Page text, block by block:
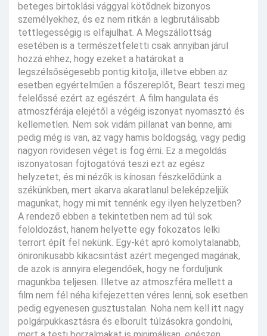
beteges birtoklási vággyal kötődnek bizonyos
személyekhez, és ez nem ritkán a legbrutálisabb
tettlegességig is elfajulhat. A Megszállottság
esetében is a természetfeletti csak annyiban járul
hozzá ehhez, hogy ezeket a határokat a
legszélsőségesebb pontig kitolja, illetve ebben az
esetben egyértelműen a főszereplőt, Beart teszi meg
felelőssé ezért az egészért. A film hangulata és
atmoszférája elejétől a végéig iszonyat nyomasztó és
kellemetlen. Nem sok vidám pillanat van benne, ami
pedig még is van, az vagy hamis boldogság, vagy pedig
nagyon rövidesen véget is fog érni. Ez a megoldás
iszonyatosan fojtogatóvá teszi ezt az egész
helyzetet, és mi nézők is kínosan fészkelődünk a
székünkben, mert akarva akaratlanul beleképzeljük
magunkat, hogy mi mit tennénk egy ilyen helyzetben?
A rendező ebben a tekintetben nem ad túl sok
feloldozást, hanem helyette egy fokozatos lelki
terrort épít fel nekünk. Egy-két apró komolytalanabb,
önironikusabb kikacsintást azért megenged magának,
de azok is annyira elegendőek, hogy ne forduljunk
magunkba teljesen. Illetve az atmoszféra mellett a
film nem fél néha kifejezetten véres lenni, sok esetben
pedig egyenesen gusztustalan. Noha nem kell itt nagy
polgárpukkasztásra és elborult túlzásokra gondolni,